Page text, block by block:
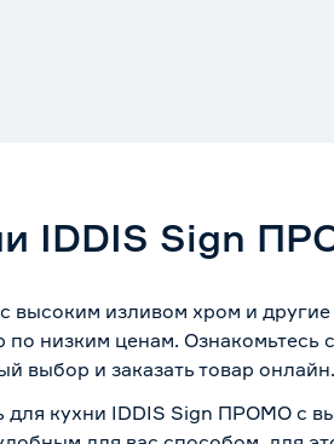
IDDIS Sign
изливом хром и
по низким ценам.
выбор и заказать товар онлайн.
для кухни IDDIS Sign ПРОМО с